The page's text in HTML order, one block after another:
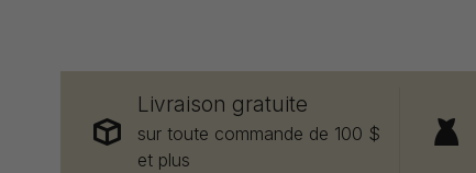
Livraison gratuite
sur toute commande de 100 $
et plus